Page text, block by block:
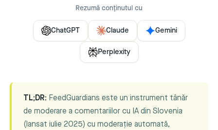
Rezumă conținutul cu
ChatGPT Claude Gemini
Perplexity
TL;DR: FeedGuardians este un instrument tânăr
de moderare a comentariilor cu IA din Slovenia
(lansat iulie 2025) cu moderație automată,